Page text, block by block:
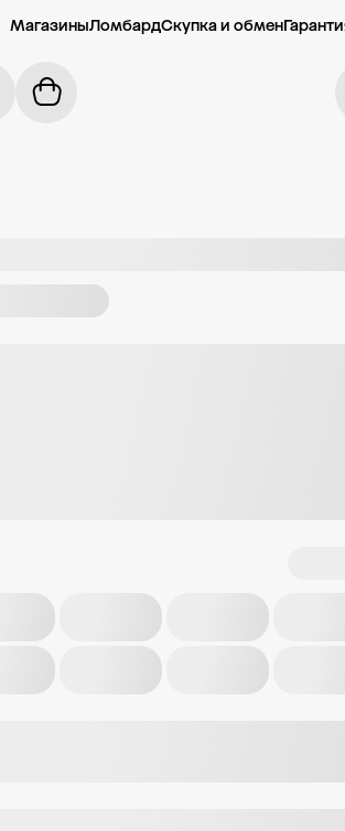
МагазиныЛомбардСкупка и обмен